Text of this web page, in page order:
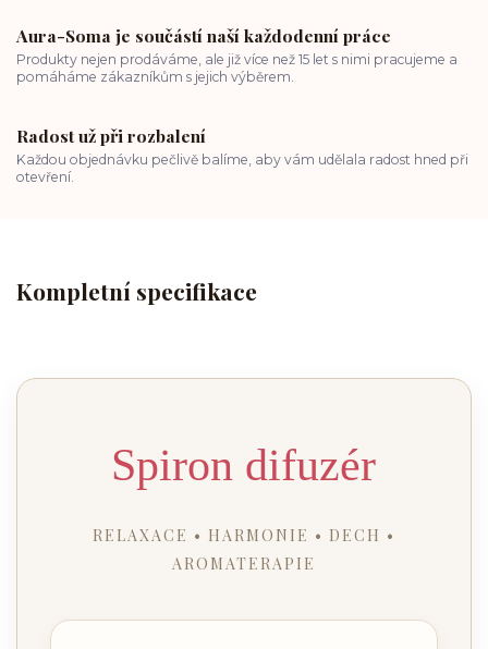
Aura-Soma je součástí naší každodenní práce
Produkty nejen prodáváme, ale již více než 15 let s nimi pracujeme a
pomáháme zákazníkům s jejich výběrem.
Radost už při rozbalení
Každou objednávku pečlivě balíme, aby vám udělala radost hned při
otevření.
Kompletní specifikace
Spiron difuzér
RELAXACE • HARMONIE • DECH •
AROMATERAPIE